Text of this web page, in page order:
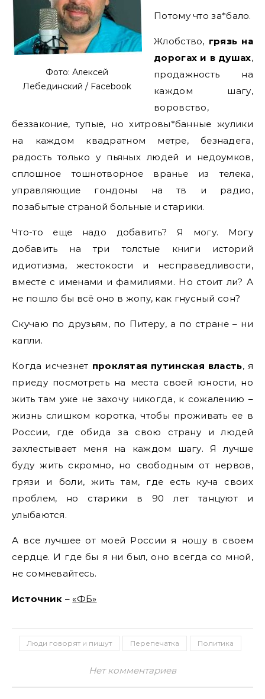
Фото: Алексей
Лебединский / Facebook
Потому что за*бало.
Жлобство, грязь на
дорогах и в душах,
продажность на
каждом шагу,
воровство,
беззаконие, тупые, но хитровы*банные жулики
на каждом квадратном метре, безнадега,
радость только у пьяных людей и недоумков,
сплошное тошнотворное вранье из телека,
управляющие гондоны на тв и радио,
позабытые страной больные и старики.
Что-то еще надо добавить? Я могу. Могу
добавить на три толстые книги историй
идиотизма, жестокости и несправедливости,
вместе с именами и фамилиями. Но стоит ли? А
не пошло бы всё оно в жопу, как гнусный сон?
Скучаю по друзьям, по Питеру, а по стране – ни
капли.
Когда исчезнет проклятая путинская власть, я
приеду посмотреть на места своей юности, но
жить там уже не захочу никогда, к сожалению –
жизнь слишком коротка, чтобы проживать ее в
России, где обида за свою страну и людей
захлестывает меня на каждом шагу. Я лучше
буду жить скромно, но свободным от нервов,
грязи и боли, жить там, где есть куча своих
проблем, но старики в 90 лет танцуют и
улыбаются.
А все лучшее от моей России я ношу в своем
сердце. И где бы я ни был, оно всегда со мной,
не сомневайтесь.
Источник – «ФБ»
Люди говорят и пишут Перепечатка Политика
Нет комментариев